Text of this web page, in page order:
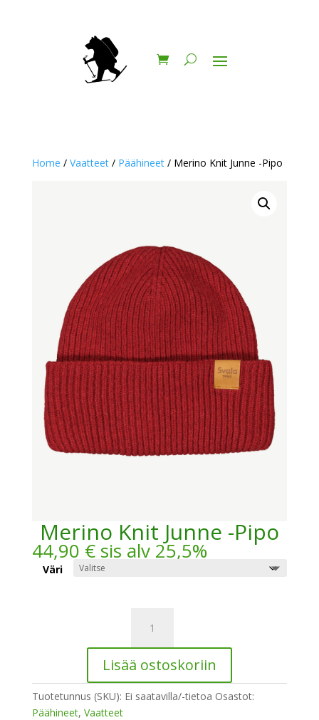
Home / Vaatteet/ Päähineet/ Merino Knit Junne -Pipo
Merino Knit Junne -Pipo
44,90 € sis alv 25,5%
Väri
Junne
-
Pipo
määrä
Lisää ostoskoriin
Tuotetunnus (SKU): Ei saatavilla/-tietoa Osastot:
Päähineet, Vaatteet